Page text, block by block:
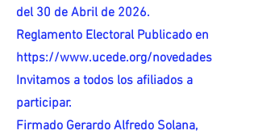
del 30 de Abril de 2026.
Reglamento Electoral Publicado en
https://www.ucede.org/novedades
Invitamos a todos los afiliados a
participar.
Firmado Gerardo Alfredo Solana,